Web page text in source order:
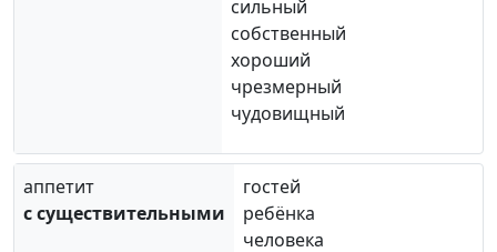
сильный
собственный
хороший
чрезмерный
чудовищный
аппетит
c существительными
гостей
ребёнка
человека